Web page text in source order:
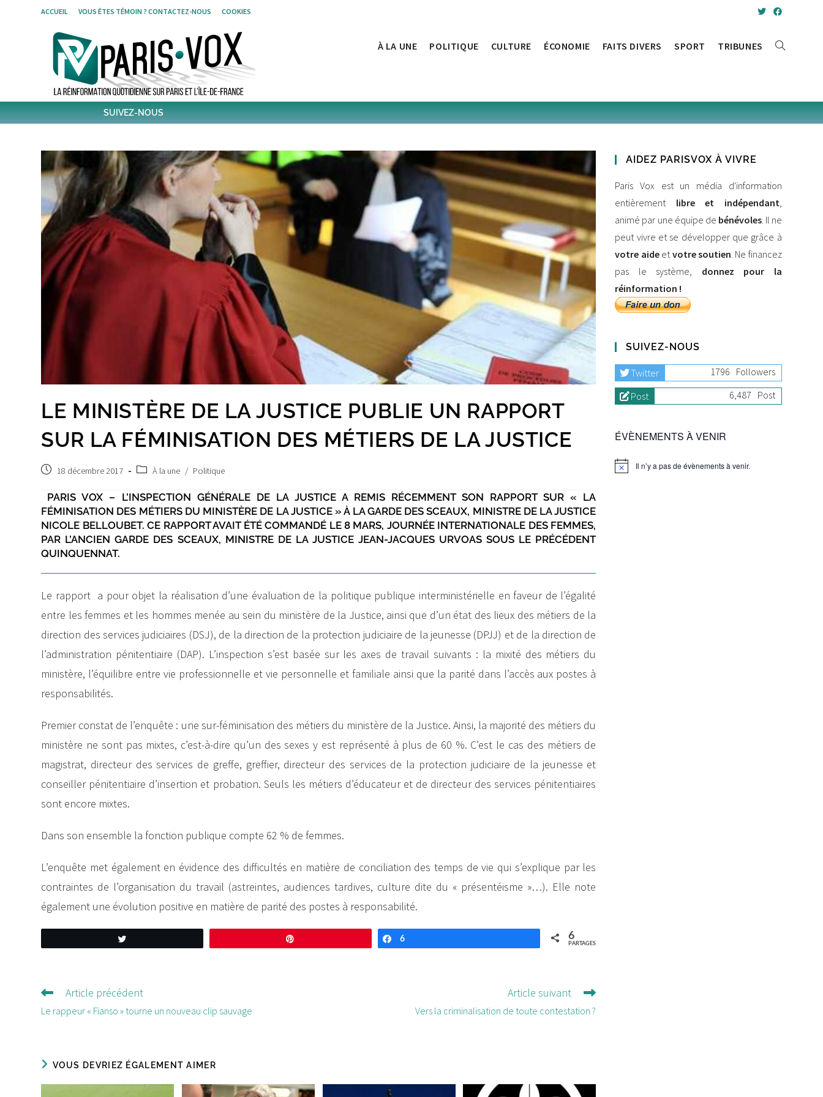
ACCUEIL VOUS ÊTES TÉMOIN ? CONTACTEZ-NOUS COOKIES
À LA UNE POLITIQUE CULTURE ÉCONOMIE FAITS DIVERS SPORT TRIBUNES TOGGLE
SUIVEZ-NOUS
Post
6,487 Post
LE MINISTÈRE DE LA JUSTICE PUBLIE UN RAPPORT
SUR LA FÉMINISATION DES MÉTIERS DE LA JUSTICE
Publication
18 décembre 2017
PostÀ la une / Politique
PARIS VOX – L’INSPECTION GÉNÉRALE DE LA JUSTICE A REMIS RÉCEMMENT SON RAPPORT SUR « LA
FÉMINISATION DES MÉTIERS DU MINISTÈRE DE LA JUSTICE » À LA GARDE DES SCEAUX, MINISTRE DE LA JUSTICE
NICOLE BELLOUBET. CE RAPPORT AVAIT ÉTÉ COMMANDÉ LE 8 MARS, JOURNÉE INTERNATIONALE DES FEMMES,
PAR L’ANCIEN GARDE DES SCEAUX, MINISTRE DE LA JUSTICE JEAN-JACQUES URVOAS SOUS LE PRÉCÉDENT
QUINQUENNAT.
Le rapport a pour objet la réalisation d’une évaluation de la politique publique interministérielle en faveur de l’égalité
entre les femmes et les hommes menée au sein du ministère de la Justice, ainsi que d’un état des lieux des métiers de la
direction des services judiciaires (DSJ), de la direction de la protection judiciaire de la jeunesse (DPJJ) et de la direction de
l’administration pénitentiaire (DAP). L’inspection s’est basée sur les axes de travail suivants : la mixité des métiers du
ministère, l’équilibre entre vie professionnelle et vie personnelle et familiale ainsi que la parité dans l’accès aux postes à
responsabilités.
Premier constat de l’enquête : une sur-féminisation des métiers du ministère de la Justice. Ainsi, la majorité des métiers du
ministère ne sont pas mixtes, c’est-à-dire qu’un des sexes y est représenté à plus de 60 %. C’est le cas des métiers de
magistrat, directeur des services de greffe, greffier, directeur des services de la protection judiciaire de la jeunesse et
conseiller pénitentiaire d’insertion et probation. Seuls les métiers d’éducateur et de directeur des services pénitentiaires
sont encore mixtes.
Dans son ensemble la fonction publique compte 62 % de femmes.
L’enquête met également en évidence des difficultés en matière de conciliation des temps de vie qui s’explique par les
contraintes de l’organisation du travail (astreintes, audiences tardives, culture dite du « présentéisme »…). Elle note
également une évolution positive en matière de parité des postes à responsabilité.
Partagez
6 6
PARTAGES
Lire
d'autres
Article précédent
Le rappeur « Fianso » tourne un nouveau clip sauvage
Article suivant
Vers la criminalisation de toute contestation ?
VOUS DEVRIEZ ÉGALEMENT AIMER
AIDEZ PARISVOX À VIVRE
Paris Vox est un média d'information
entièrement libre et indépendant,
animé par une équipe de bénévoles. Il ne
peut vivre et se développer que grâce à
votre aideetvotre soutien. Ne financez
pas le système, donnez pour la
réinformation !
SUIVEZ-NOUS
Twitter 1796 Followers
Post
6,487 Post
ÉVÈNEMENTS À VENIR
Il n’y a pas de évènements à venir.